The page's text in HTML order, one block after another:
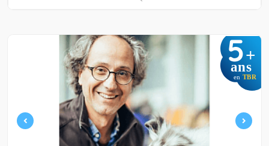
5+
ans
en TBR